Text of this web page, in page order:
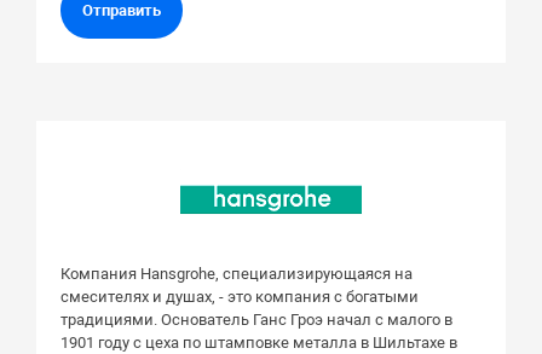
Отправить
Компания Hansgrohe, специализирующаяся на
смесителях и душах, - это компания с богатыми
традициями. Основатель Ганс Гроэ начал с малого в
1901 году с цеха по штамповке металла в Шильтахе в